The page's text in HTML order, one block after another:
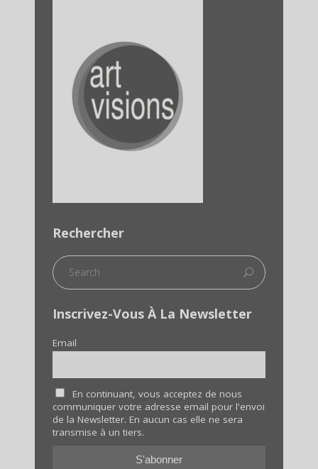
Rechercher
Inscrivez-Vous À La Newsletter
Email
En continuant, vous acceptez de nous
communiquer votre adresse email pour l'envoi
de la Newsletter. En aucun cas elle ne sera
transmise à un tiers.